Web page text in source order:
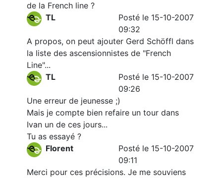
de la French line ?
TL
Posté le 15-10-2007
09:32
A propos, on peut ajouter Gerd Schöffl dans
la liste des ascensionnistes de "French
Line"...
TL
Posté le 15-10-2007
09:26
Une erreur de jeunesse ;)
Mais je compte bien refaire un tour dans
Ivan un de ces jours...
Tu as essayé ?
Florent
Posté le 15-10-2007
09:11
Merci pour ces précisions. Je me souviens